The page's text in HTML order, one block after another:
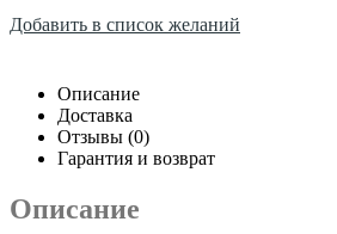
Добавить в список желаний
Описание
Доставка
Отзывы (0)
Гарантия и возврат
Описание